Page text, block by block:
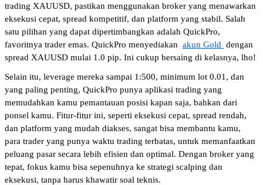
trading XAUUSD, pastikan menggunakan broker yang menawarkan
eksekusi cepat, spread kompetitif, dan platform yang stabil. Salah
satu pilihan yang dapat dipertimbangkan adalah QuickPro,
favoritnya trader emas. QuickPro menyediakan akun Gold dengan
spread XAUUSD mulai 1.0 pip. Ini cukup bersaing di kelasnya, lho!
Selain itu, leverage mereka sampai 1:500, minimum lot 0.01, dan
yang paling penting, QuickPro punya aplikasi trading yang
memudahkan kamu pemantauan posisi kapan saja, bahkan dari
ponsel kamu. Fitur-fitur ini, seperti eksekusi cepat, spread rendah,
dan platform yang mudah diakses, sangat bisa membantu kamu,
para trader yang punya waktu trading terbatas, untuk memanfaatkan
peluang pasar secara lebih efisien dan optimal. Dengan broker yang
tepat, fokus kamu bisa sepenuhnya ke strategi scalping dan
eksekusi, tanpa harus khawatir soal teknis.